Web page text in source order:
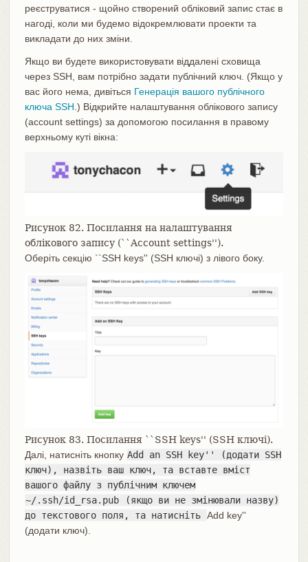
реєструватися - щойно створений обліковий запис стає в
нагоді, коли ми будемо відокремлювати проекти та
викладати до них зміни.
Якщо ви будете використовувати віддалені сховища
через SSH, вам потрібно задати публічний ключ. (Якщо у
вас його нема, дивіться Генерація вашого публічного
ключа SSH.) Відкрийте налаштування облікового запису
(account settings) за допомогою посилання в правому
верхньому куті вікна:
Рисунок 82. Посилання на налаштування
облікового запису (``Account settings'').
Оберіть секцію ``SSH keys'' (SSH ключі) з лівого боку.
Рисунок 83. Посилання ``SSH keys'' (SSH ключі).
Далі, натисніть кнопку Add an SSH key'' (додати SSH
ключ), назвіть ваш ключ, та вставте вміст
вашого файлу з публічним ключем
~/.ssh/id_rsa.pub (якщо ви не змінювали назву)
до текстового поля, та натисніть Add key''
(додати ключ).